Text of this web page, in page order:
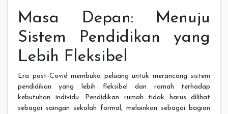
Masa Depan: Menuju
Sistem Pendidikan yang
Lebih Fleksibel
Era post-Covid membuka peluang untuk merancang sistem
pendidikan yang lebih fleksibel dan ramah terhadap
kebutuhan individu. Pendidikan rumah tidak harus dilihat
sebagai saingan sekolah formal, melainkan sebagai bagian